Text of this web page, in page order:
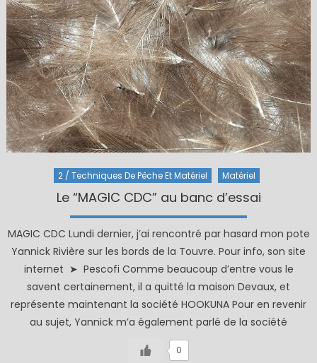
2 / Techniques De Pêche Et Matériel Matériel
Le “MAGIC CDC” au banc d’essai
MAGIC CDC Lundi dernier, j’ai rencontré par hasard mon pote
Yannick Rivière sur les bords de la Touvre. Pour info, son site
internet ➤ Pescofi Comme beaucoup d’entre vous le
savent certainement, il a quitté la maison Devaux, et
représente maintenant la société HOOKUNA Pour en revenir
au sujet, Yannick m’a également parlé de la société
0